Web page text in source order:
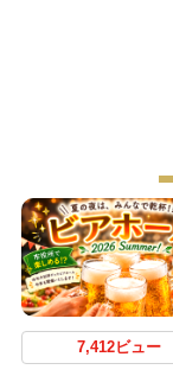
7,412ビュー